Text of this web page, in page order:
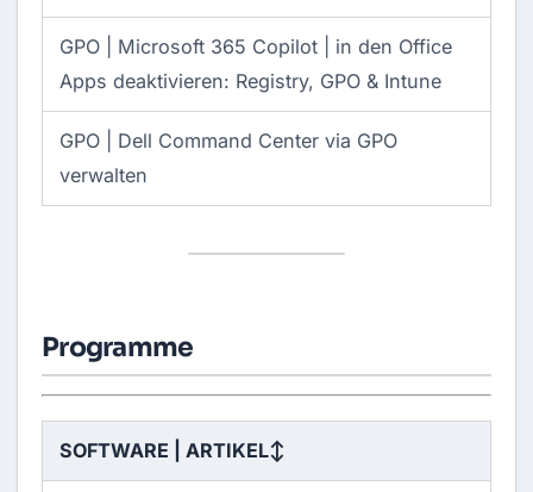
GPO | Microsoft 365 Copilot | in den Office
Apps deaktivieren: Registry, GPO & Intune
GPO | Dell Command Center via GPO
verwalten
Programme
SOFTWARE | ARTIKEL↕